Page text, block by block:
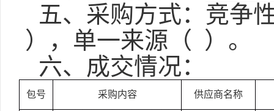
五、采购方式：竞争
），单一来源（
）。
六、成交情况：
包号 采购内容 供应商名称